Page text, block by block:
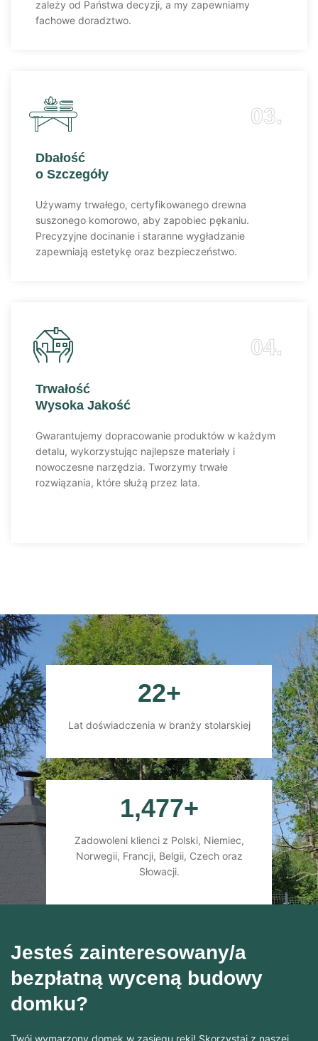
zależy od Państwa decyzji, a my zapewniamy
fachowe doradztwo.
03.
Dbałość
o Szczegóły
Używamy trwałego, certyfikowanego drewna
suszonego komorowo, aby zapobiec pękaniu.
Precyzyjne docinanie i staranne wygładzanie
zapewniają estetykę oraz bezpieczeństwo.
04.
Trwałość
Wysoka Jakość
Gwarantujemy dopracowanie produktów w każdym
detalu, wykorzystując najlepsze materiały i
nowoczesne narzędzia. Tworzymy trwałe
rozwiązania, które służą przez lata.
22+
Lat doświadczenia w branży stolarskiej
1,477+
Zadowoleni klienci z Polski, Niemiec,
Norwegii, Francji, Belgii, Czech oraz
Słowacji.
Jesteś zainteresowany/a
bezpłatną wyceną budowy
domku?